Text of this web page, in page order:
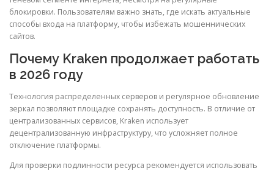
блокировки. Пользователям важно знать, где искать актуальные
способы входа на платформу, чтобы избежать мошеннических
сайтов.
Почему Kraken продолжает работать
в 2026 году
Технология распределенных серверов и регулярное обновление
зеркал позволяют площадке сохранять доступность. В отличие от
централизованных сервисов, Kraken использует
децентрализованную инфраструктуру, что усложняет полное
отключение платформы.
Для проверки подлинности ресурса рекомендуется использовать